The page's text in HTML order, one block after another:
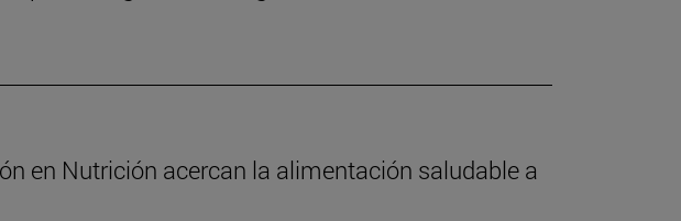
en Nutrición acercan la alimentación saludable a